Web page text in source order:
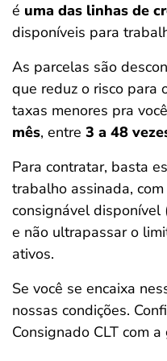
é uma das linhas de
disponíveis para
As parcelas são
que reduz o risco para
taxas menores pra
mês, entre 3 a 48
Para contratar, basta
trabalho assinada,
consignável
e não ultrapassar o
ativos.
Se você se encaixa
nossas condições.
Consignado CLT com a